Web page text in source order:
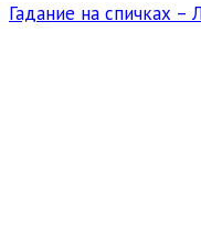
Гадание на спичках